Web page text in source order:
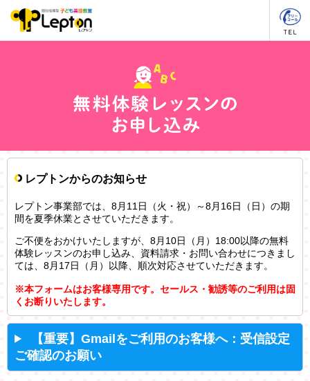
レプトンからのお知らせ
レプトン事業部では、8月11日（火・祝）～8月16日（日）の期
間を夏季休業とさせていただきます。
ご不便をおかけいたしますが、8月10日（月）18:00以降の無料
体験レッスンのお申し込み、資料請求・お問い合わせにつきまし
ては、8月17日（月）以降、順次対応させていただきます。
※本フォームはお客様専用です。セールス・勧誘等のご利用は固
くお断りいたします。
【重要】Gmailをご利用のお客様へ：受信設定
ご確認のお願い